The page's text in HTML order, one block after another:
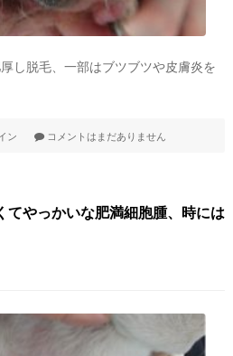
し脱毛、一部はブツブツや皮膚炎を
ン コメントはまだありません
てやっかいな肥満細胞腫、時には